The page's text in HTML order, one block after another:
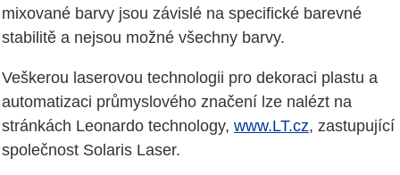
mixované barvy jsou závislé na specifické barevné
stabilitě a nejsou možné všechny barvy.
Veškerou laserovou technologii pro dekoraci plastu a
automatizaci průmyslového značení lze nalézt na
stránkách Leonardo technology, www.LT.cz, zastupující
společnost Solaris Laser.